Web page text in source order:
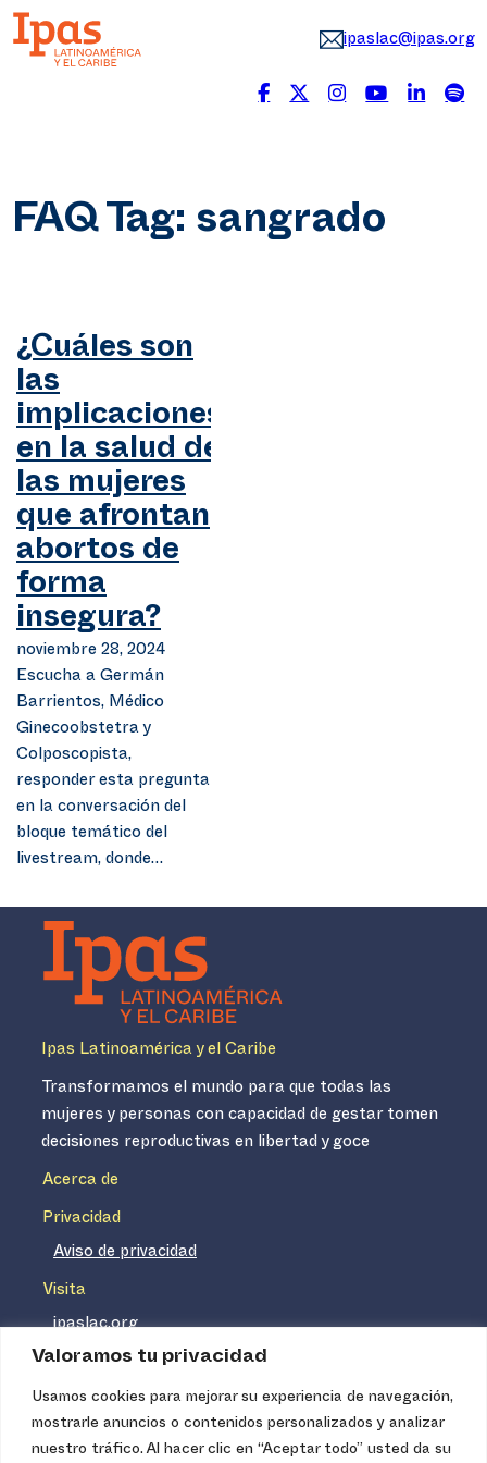
Valoramos tu privacidad
Usamos cookies para mejorar su experiencia de navegación,
mostrarle anuncios o contenidos personalizados y analizar
nuestro tráfico. Al hacer clic en “Aceptar todo” usted da su
ipaslac@ipas.org
FAQ Tag: sangrado
¿Cuáles son
las
implicaciones
en la salud de
las mujeres
que afrontan
abortos de
forma
insegura?
noviembre 28, 2024
Escucha a Germán
Barrientos, Médico
Ginecoobstetra y
Colposcopista,
responder esta pregunta
en la conversación del
bloque temático del
livestream, donde…
Ipas Latinoamérica y el Caribe
Transformamos el mundo para que todas las
mujeres y personas con capacidad de gestar tomen
decisiones reproductivas en libertad y goce
Acerca de
Privacidad
Aviso de privacidad
Visita
ipaslac.org
ipasmexico.org
Ipas no es un distribuidor de insumos médicos. Nuestros
servicios se concentran, entre otros, en la difusión de